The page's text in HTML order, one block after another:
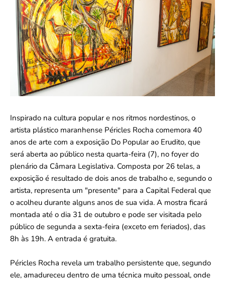
Inspirado na cultura popular e nos ritmos nordestinos, o
artista plástico maranhense Péricles Rocha comemora 40
anos de arte com a exposição Do Popular ao Erudito, que
será aberta ao público nesta quarta-feira (7), no foyer do
plenário da Câmara Legislativa. Composta por 26 telas, a
exposição é resultado de dois anos de trabalho e, segundo o
artista, representa um "presente" para a Capital Federal que
o acolheu durante alguns anos de sua vida. A mostra ficará
montada até o dia 31 de outubro e pode ser visitada pelo
público de segunda a sexta-feira (exceto em feriados), das
8h às 19h. A entrada é gratuita.
Péricles Rocha revela um trabalho persistente que, segundo
ele, amadureceu dentro de uma técnica muito pessoal, onde